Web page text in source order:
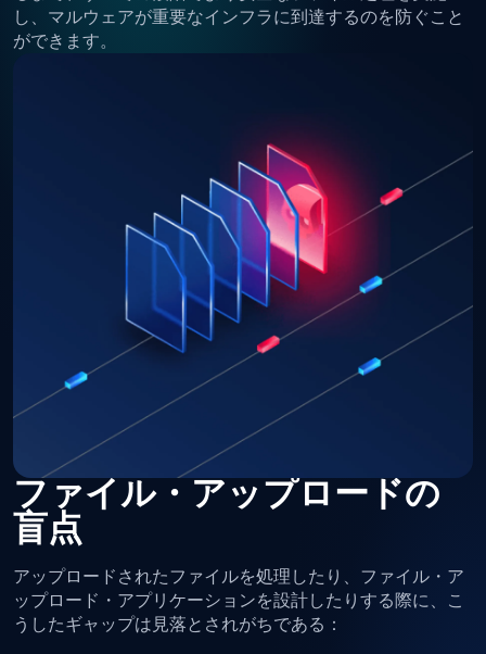
し、マルウェアが重要なインフラに到達するのを防ぐこと
ができます。
ファイル・アップロードの
盲点
アップロードされたファイルを処理したり、ファイル・ア
ップロード・アプリケーションを設計したりする際に、こ
うしたギャップは見落とされがちである：